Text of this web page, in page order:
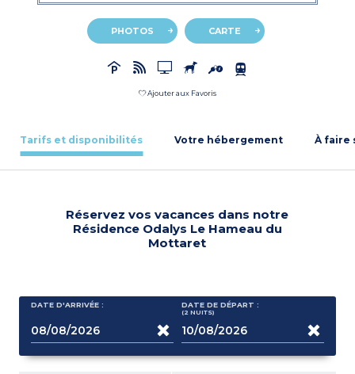
PHOTOS CARTE
Ajouter aux Favoris
Tarifs et disponibilités Votre hébergement À faire
Réservez vos vacances dans notre
Résidence Odalys Le Hameau du
Mottaret
DATE D'ARRIVÉE : DATE DE DÉPART :
(2 NUITS)